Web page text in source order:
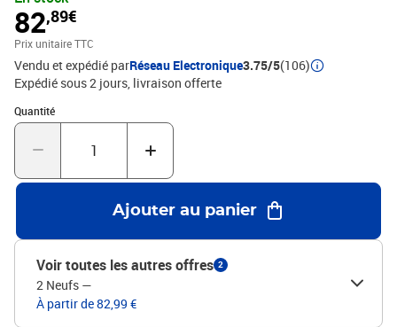
façon d'empêcher vos meubles de basculer
82,89€
Prix unitaire TTC
Vendu et expédié parRéseau Electronique3.75/5(106)
Expédié sous 2 jours livraison offerte
Quantité
Quantité : 1
Ajouter au panier
Voir toutes les autres offres 2
2 Neufs —
À partir de 82,99 €